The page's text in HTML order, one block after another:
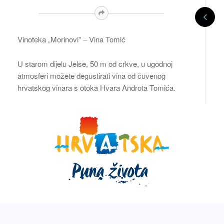
Vinoteka „Morinovi” – Vina Tomić
U starom dijelu Jelse, 50 m od crkve, u ugodnoj
atmosferi možete degustirati vina od čuvenog
hrvatskog vinara s otoka Hvara Androta Tomića.